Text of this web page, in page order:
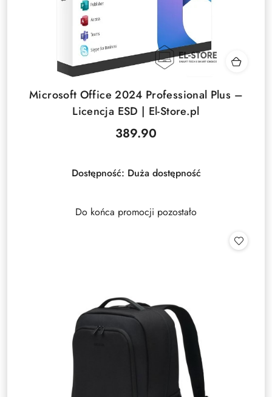
Microsoft Office 2024 Professional Plus –
Licencja ESD | El-Store.pl
Cena:
389.90
Dostępność: Duża dostępność
Do końca promocji pozostało